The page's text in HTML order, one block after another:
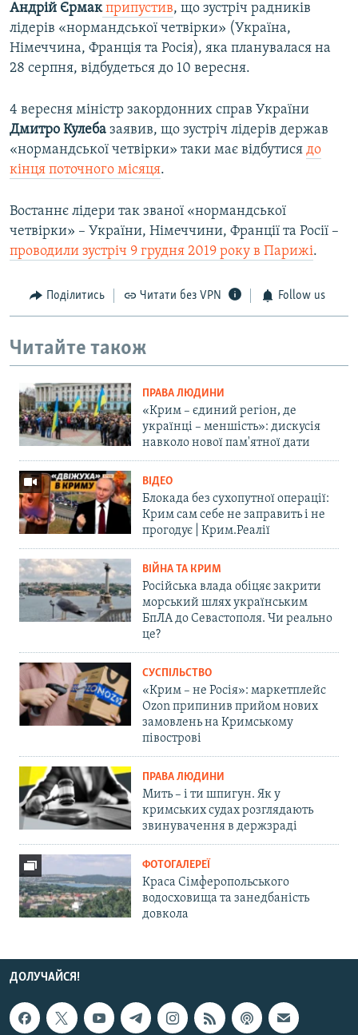
Андрій Єрмакприпустив, що зустріч радників
лідерів «нормандської четвірки» (Україна,
Німеччина, Франція та Росія), яка планувалася на
28 серпня, відбудеться до 10 вересня.
4 вересня міністр закордонних справ України
Дмитро Кулеба заявив, що зустріч лідерів держав
«нормандської четвірки» таки має відбутися до
кінця поточного місяця.
Востаннє лідери так званої «нормандської
четвірки» – України, Німеччини, Франції та Росії –
проводили зустріч 9 грудня 2019 року в Парижі.
Поділитись Читати без VPN Follow us
Читайте також
ПРАВА ЛЮДИНИ
«Крим – єдиний регіон, де
українці – меншість»: дискусія
навколо нової пам'ятної дати
ВІДЕО
Блокада без сухопутної операції:
Крим сам себе не заправить і не
прогодує | Крим.Реалії
ВІЙНА ТА КРИМ
Російська влада обіцяє закрити
морський шлях українським
БпЛА до Севастополя. Чи реально
це?
СУСПІЛЬСТВО
«Крим – не Росія»: маркетплейс
Ozon припинив прийом нових
замовлень на Кримському
півострові
ПРАВА ЛЮДИНИ
Мить – і ти шпигун. Як у
кримських судах розглядають
звинувачення в держзраді
ФОТОГАЛЕРЕЇ
Краса Сімферопольського
водосховища та занедбаність
довкола
ДОЛУЧАЙСЯ!